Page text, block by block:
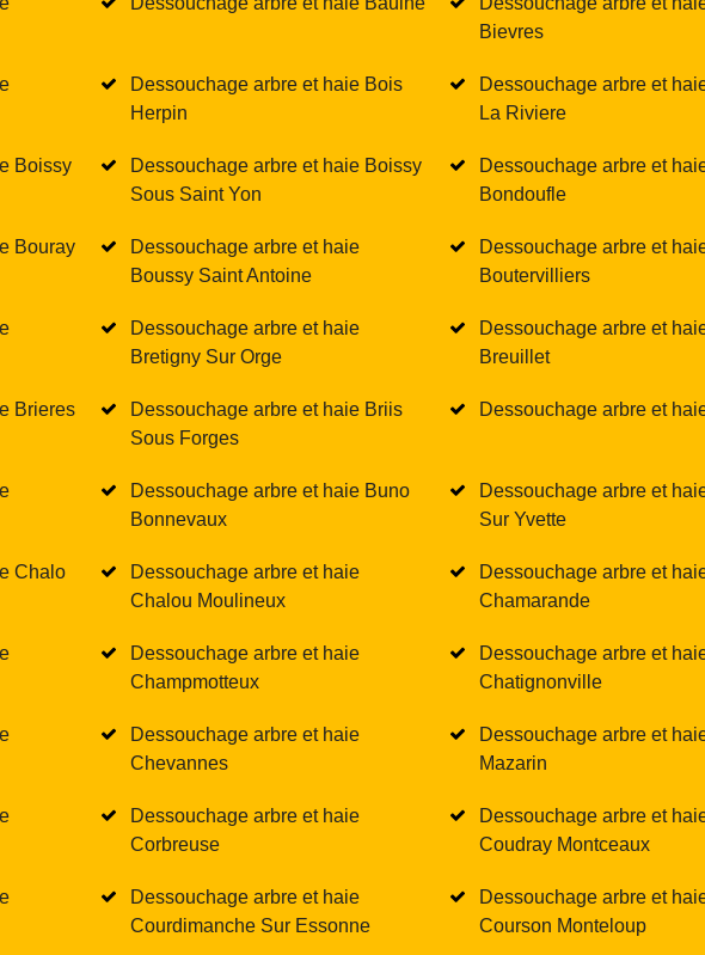
Bievres
Dessouchage arbre et haie Bois
Herpin
Dessouchage arbre et
La Riviere
Boissy
Dessouchage arbre et haie Boissy
Sous Saint Yon
Dessouchage arbre et
Bondoufle
Bouray
Dessouchage arbre et haie
Boussy Saint Antoine
Dessouchage arbre et
Boutervilliers
Dessouchage arbre et haie
Bretigny Sur Orge
Dessouchage arbre et
Breuillet
Brieres
Dessouchage arbre et haie Briis
Sous Forges
Dessouchage arbre et
Dessouchage arbre et haie Buno
Bonnevaux
Dessouchage arbre et
Sur Yvette
Chalo
Dessouchage arbre et haie
Chalou Moulineux
Dessouchage arbre et
Chamarande
Dessouchage arbre et haie
Champmotteux
Dessouchage arbre et
Chatignonville
Dessouchage arbre et haie
Chevannes
Dessouchage arbre et
Mazarin
Dessouchage arbre et haie
Corbreuse
Dessouchage arbre et
Coudray Montceaux
Dessouchage arbre et haie
Courdimanche Sur Essonne
Dessouchage arbre et
Courson Monteloup